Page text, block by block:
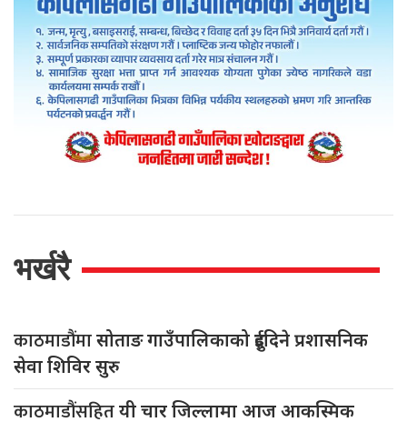
भर्खरै
काठमाडौंमासोताङ गाउँपालिकाको दुईदिने प्रशासनिक
सेवा शिविर सुरु
काठमाडौंसहितयी चार जिल्लामा आज आकस्मिक